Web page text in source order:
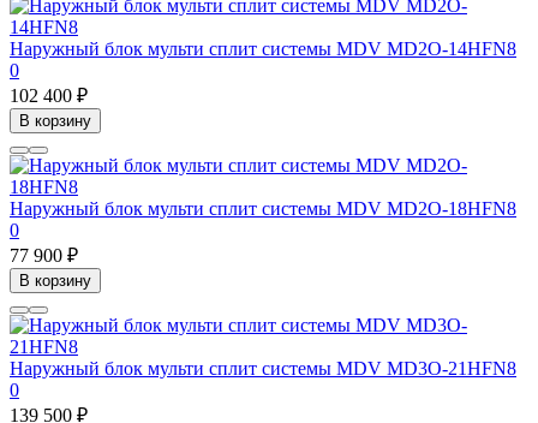
Наружный блок мульти сплит системы MDV MD2O-14HFN8
0
102 400 ₽
В корзину
Наружный блок мульти сплит системы MDV MD2O-18HFN8
0
77 900 ₽
В корзину
Наружный блок мульти сплит системы MDV MD3O-21HFN8
0
139 500 ₽